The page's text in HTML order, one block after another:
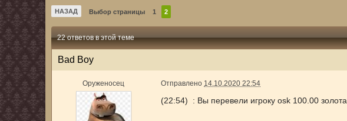
НАЗАД Выбор страницы 1 2
22 ответов в этой теме
Bad Boy
Оруженосец Отправлено 14.10.2020 22:54
(22:54) : Вы перевели игроку osk 100.00 золота